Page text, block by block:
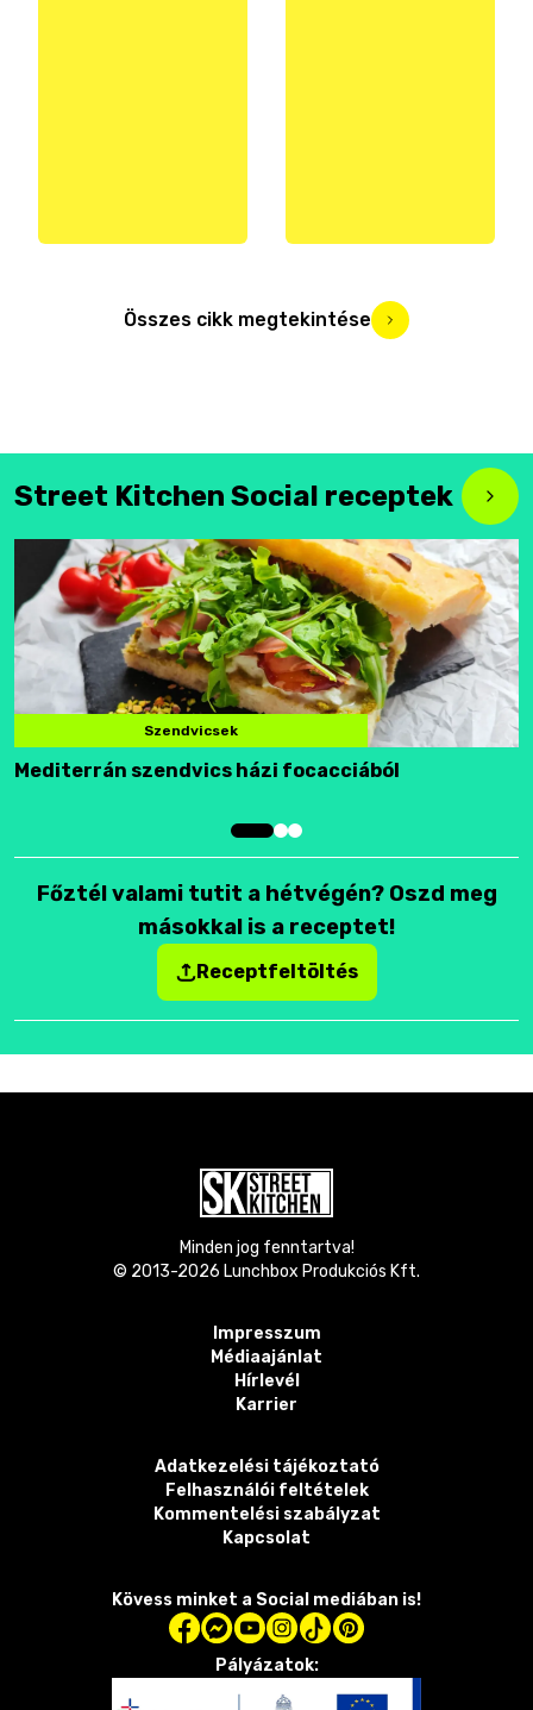
Összes cikk megtekintése
Street Kitchen Social receptek
Szendvicsek
Mediterrán szendvics házi focacciából
Főztél valami tutit a hétvégén? Oszd meg
másokkal is a receptet!
Receptfeltöltés
Minden jog fenntartva!
© 2013-2026 Lunchbox Produkciós Kft.
Impresszum
Médiaajánlat
Hírlevél
Karrier
Adatkezelési tájékoztató
Felhasználói feltételek
Kommentelési szabályzat
Kapcsolat
Kövess minket a Social mediában is!
Pályázatok: